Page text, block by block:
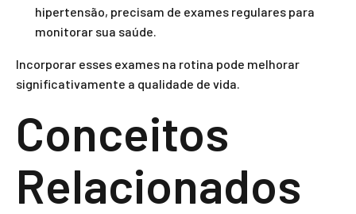
hipertensão, precisam de exames regulares para
monitorar sua saúde.
Incorporar esses exames na rotina pode melhorar
significativamente a qualidade de vida.
Conceitos
Relacionados